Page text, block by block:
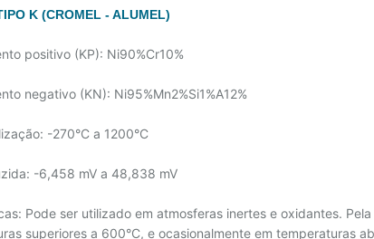
K (CROMEL - ALUMEL)
positivo (KP): Ni90%Cr10%
negativo (KN): Ni95%Mn2%Si1%A12%
-270°C a 1200°C
-6,458 mV a 48,838 mV
Pode ser utilizado em atmosferas inertes e oxidantes.
superiores a 600°C, e ocasionalmente em temperaturas